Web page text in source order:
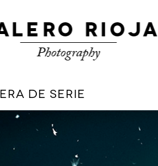
DE SERIE